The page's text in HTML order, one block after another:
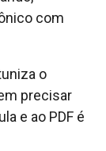
com
o
precisar
e ao PDF é